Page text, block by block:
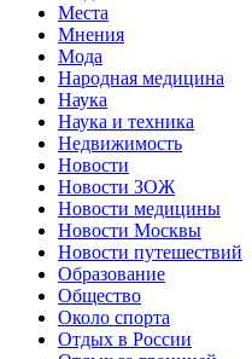
Места
Мнения
Мода
Народная медицина
Наука
Наука и техника
Недвижимость
Новости
Новости ЗОЖ
Новости медицины
Новости Москвы
Новости путешествий
Образование
Общество
Около спорта
Отдых в России